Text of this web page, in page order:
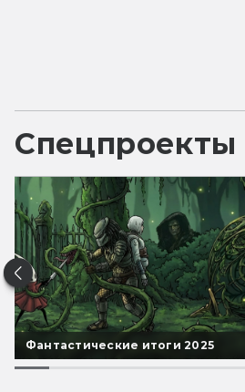
Спецпроекты
Фантастические итоги 2025